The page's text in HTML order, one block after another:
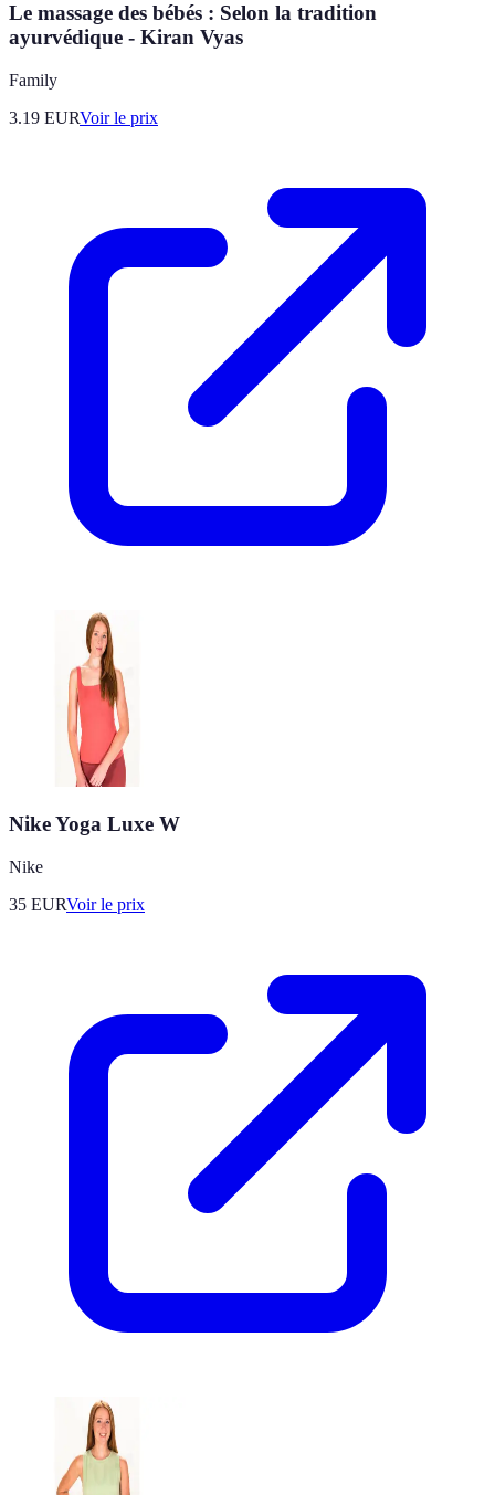
Le massage des bébés : Selon la tradition
ayurvédique - Kiran Vyas
Family
3.19 EURVoir le prix
Nike Yoga Luxe W
Nike
35 EURVoir le prix